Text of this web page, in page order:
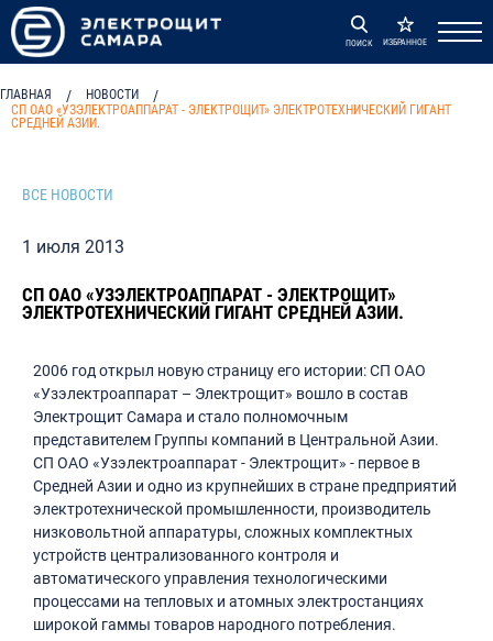
ПОИСК ИЗБРАННОЕ
ГЛАВНАЯ / НОВОСТИ /
СП ОАО «УЗЭЛЕКТРОАППАРАТ - ЭЛЕКТРОЩИТ» ЭЛЕКТРОТЕХНИЧЕСКИЙ ГИГАНТ
СРЕДНЕЙ АЗИИ.
ВСЕ НОВОСТИ
1 июля 2013
СП ОАО «УЗЭЛЕКТРОАППАРАТ - ЭЛЕКТРОЩИТ»
ЭЛЕКТРОТЕХНИЧЕСКИЙ ГИГАНТ СРЕДНЕЙ АЗИИ.
2006 год открыл новую страницу его истории: СП ОАО
«Узэлектроаппарат – Электрощит» вошло в состав
Электрощит Самара и стало полномочным
представителем Группы компаний в Центральной Азии.
СП ОАО «Узэлектроаппарат - Электрощит» - первое в
Средней Азии и одно из крупнейших в стране предприятий
электротехнической промышленности, производитель
низковольтной аппаратуры, сложных комплектных
устройств централизованного контроля и
автоматического управления технологическими
процессами на тепловых и атомных электростанциях
широкой гаммы товаров народного потребления.